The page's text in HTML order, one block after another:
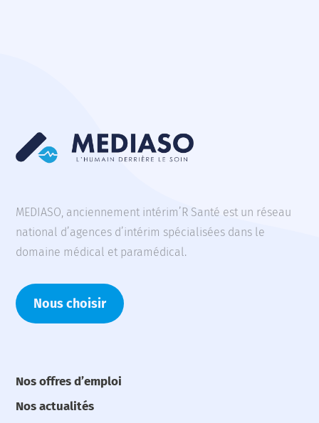
MEDIASO, anciennement intérim’R Santé est un réseau
national d’agences d’intérim spécialisées dans le
domaine médical et paramédical.
Nous choisir
Nos offres d’emploi
Nos actualités